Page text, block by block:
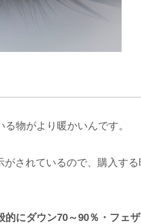
物がより暖かいんです。
されているので、購入する
にダウン70～90％・フェ